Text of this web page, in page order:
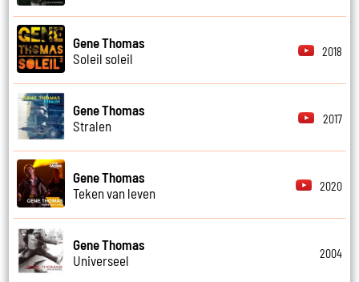
Gene Thomas
Soleil soleil
2018
Gene Thomas
Stralen
2017
Gene Thomas
Teken van leven
2020
Gene Thomas
Universeel
2004